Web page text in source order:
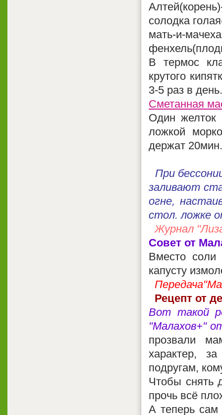
солодка
мать-и-
В термос
крутого
3-5 раз в день.
Сметанная
Один желток
ложкой
держат
При
заливают
огне,
стол. ложке
Журнал
Совет от
Вместо соли
капусту
Рецепт от
Вот такой
"Малахов+"
прозвали
характер,
подругам,
Чтобы снять
прочь всё
А теперь сам